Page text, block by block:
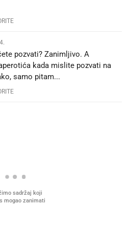
pozvati? Zanimljivo. A
kada mislite pozvati na
samo pitam...